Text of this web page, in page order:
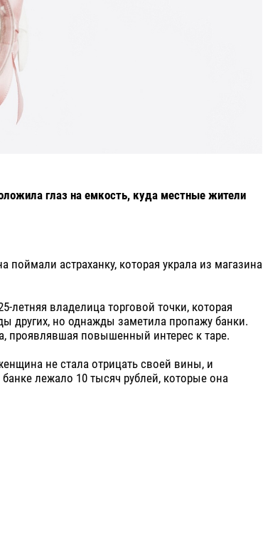
глаз на емкость, куда местные жители
астраханку, которая украла из магазина
летняя владелица торговой точки, которая
других, но однажды заметила пропажу банки.
проявлявшая повышенный интерес к таре.
не стала отрицать своей вины, и
лежало 10 тысяч рублей, которые она